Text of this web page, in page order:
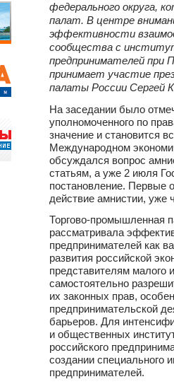
федерального округа,
палат. В центре
эффективности
сообщества с
предпринимателей при
принимает участие
палаты России Сергей
На заседании было
уполномоченного по
значение и становится
Международном
обсуждался вопрос
статьям, а уже 2 июля
постановление. Первые
действие амнистии, уже
Торгово-промышленная
рассматривала
предпринимателей как
развития российской
представителям малого
самостоятельно
их законных прав,
предпринимательской
барьеров. Для
и общественных
российского
создании специального
предпринимателей.